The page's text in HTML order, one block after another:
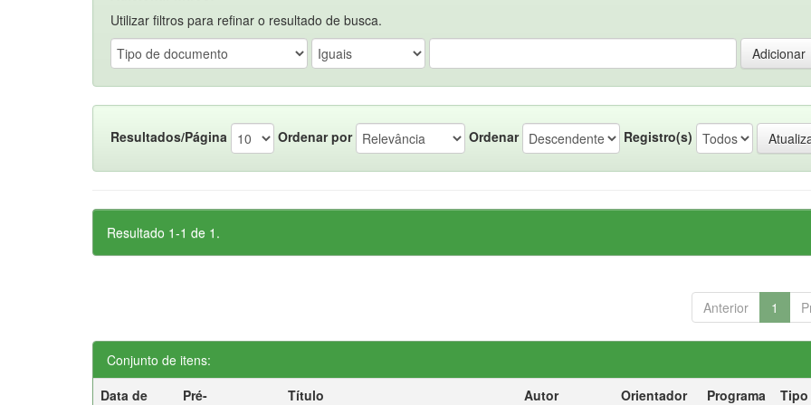
Utilizar filtros para refinar o resultado de busca.
Resultados/Página Ordenar por Ordenar Registro(s)
Resultado 1-1 de 1.
Anterior 1
Conjunto de itens:
Data de
Pré-
Título Autor Orientador Programa
Tipo